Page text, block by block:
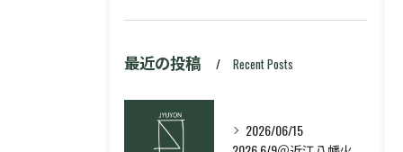
最近の投稿 Recent Posts
2026/06/15